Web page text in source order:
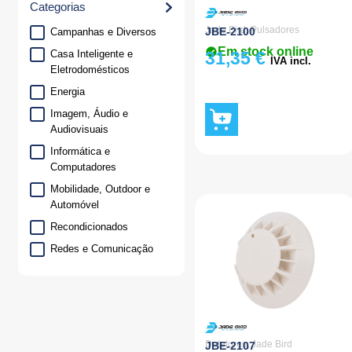
Categorias
Campanhas e Diversos
Casa Inteligente e
Eletrodomésticos
Energia
Imagem, Áudio e
Audiovisuais
Informática e
Computadores
Mobilidade, Outdoor e
Automóvel
Recondicionados
Redes e Comunicação
Jade Bird,Pulsadores
JBE-2100
Em stock online
31,35€ IVA incl.
Detetores,Jade Bird
JBE-2107